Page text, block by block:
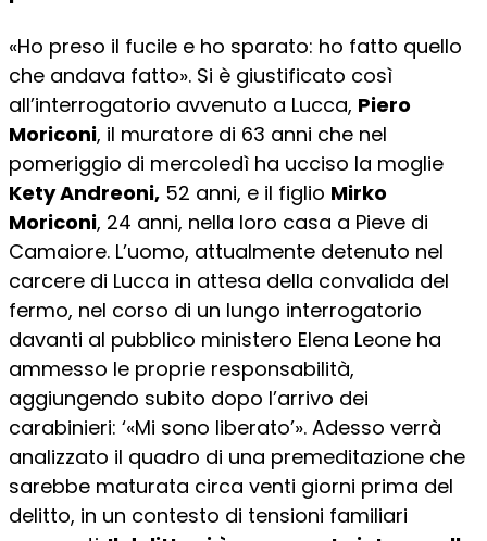
«Ho preso il fucile e ho sparato: ho fatto quello
che andava fatto». Si è giustificato così
all’interrogatorio avvenuto a Lucca, Piero
Moriconi, il muratore di 63 anni che nel
pomeriggio di mercoledì ha ucciso la moglie
Kety Andreoni, 52 anni, e il figlio Mirko
Moriconi, 24 anni, nella loro casa a Pieve di
Camaiore. L’uomo, attualmente detenuto nel
carcere di Lucca in attesa della convalida del
fermo, nel corso di un lungo interrogatorio
davanti al pubblico ministero Elena Leone ha
ammesso le proprie responsabilità,
aggiungendo subito dopo l’arrivo dei
carabinieri: ‘«Mi sono liberato’». Adesso verrà
analizzato il quadro di una premeditazione che
sarebbe maturata circa venti giorni prima del
delitto, in un contesto di tensioni familiari